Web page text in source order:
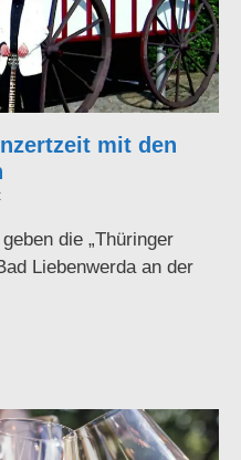
mit den
die „Thüringer
Liebenwerda an der